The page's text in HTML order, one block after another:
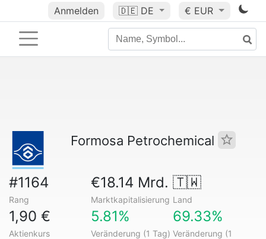
Anmelden 🇩🇪 DE € EUR
Formosa Petrochemical
#1164
Rang
€18.14 Mrd.
Marktkapitalisierung
🇹🇼
Land
1,90 €
Aktienkurs
5.81%
Veränderung (1 Tag)
69.33%
Veränderung (1